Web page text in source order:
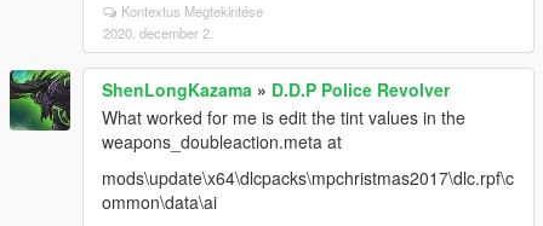
Kontextus Megtekintése
2020. december 2.
ShenLongKazama » D.D.P Police Revolver
What worked for me is edit the tint values in the
weapons_doubleaction.meta at
mods\update\x64\dlcpacks\mpchristmas2017\dlc.rpf\c
ommon\data\ai